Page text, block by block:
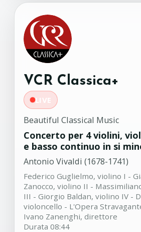
08:49
Op.6
Tomaso Albinoni
08:37
Sonata per liuto
Adam
John Schneiderman,
VCR Classica+
LIVE
Beautiful Classical Music
Concerto per 4 violini,
e basso continuo in si
Antonio Vivaldi (1678-1741)
Federico Guglielmo, violino I -
Zanocco, violino II -
III - Giorgio Baldan, violino IV -
violoncello - L'Opera
Ivano Zanenghi, direttore
Durata 08:44